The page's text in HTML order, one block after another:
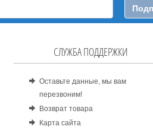
СЛУЖБА ПОДДЕРЖКИ
Оставьте данные, мы вам
перезвоним!
Возврат товара
Карта сайта